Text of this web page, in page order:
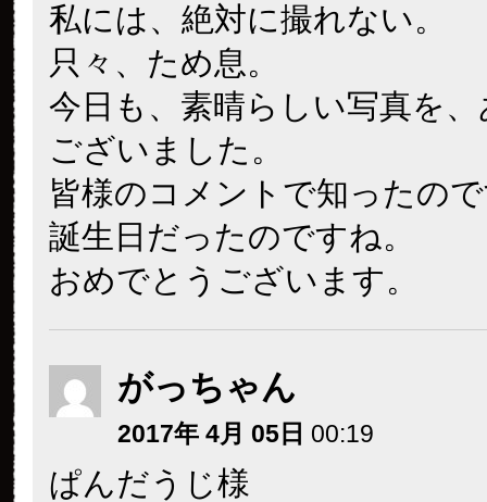
私には、絶対に撮れない。
只々、ため息。
今日も、素晴らしい写真を
ございました。
皆様のコメントで知ったの
誕生日だったのですね。
おめでとうございます。
がっちゃん
2017年 4月 05日 00:19
ぱんだうじ様